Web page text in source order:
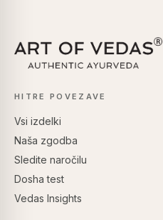
HITRE POVEZAVE
Vsi izdelki
Naša zgodba
Sledite naročilu
Dosha test
Vedas Insights